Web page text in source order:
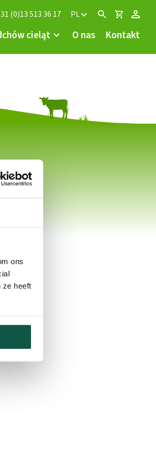
ons
ze heeft
(0)13 513 36 17 PL
cieląt O nas Kontakt